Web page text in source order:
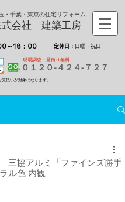
・千葉・東京の住宅リフォーム
式会社 建築工房
～18：00 定休日： 日曜・祝日
現場調査・見積り無料
０１２０-４２４-７２７
払いが対象になります。
三協アルミ「ファインズ勝手
ル色 内観